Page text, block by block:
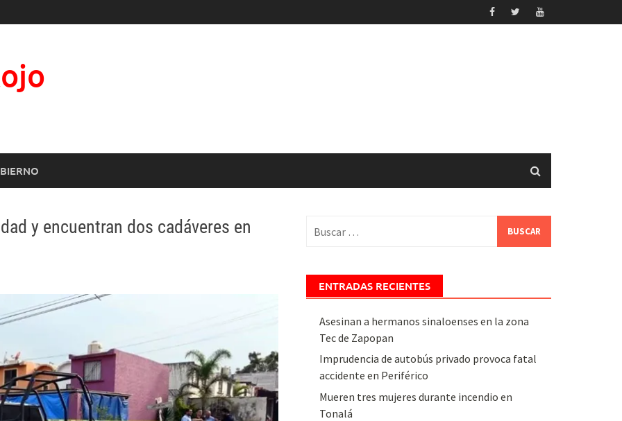
y encuentran dos cadáveres en
ENTRADAS RECIENTES
Asesinan a hermanos sinaloenses en la zona
Tec de Zapopan
Imprudencia de autobús privado provoca fatal
accidente en Periférico
Mueren tres mujeres durante incendio en
Tonalá